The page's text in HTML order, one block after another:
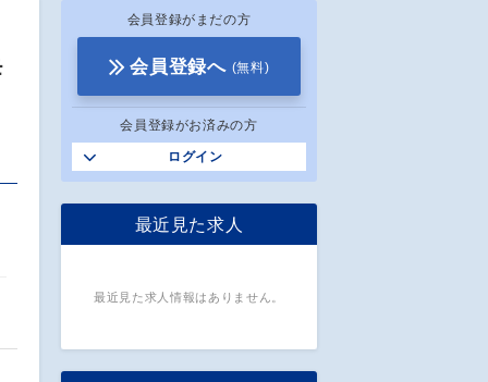
会員登録がまだの方
会員登録へ (無料)
会員登録がお済みの方
ログイン
最近見た求人
最近見た求人情報はありません。